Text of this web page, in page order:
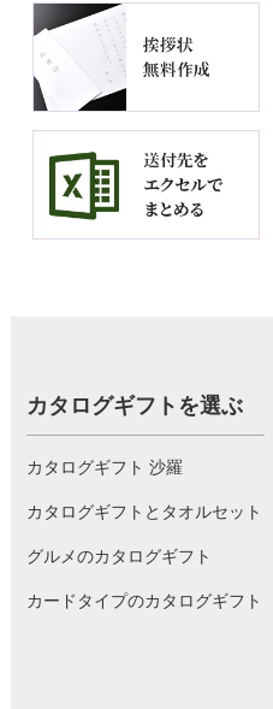
カタログギフトを選ぶ
カタログギフト 沙羅
カタログギフトとタオルセット
グルメのカタログギフト
カードタイプのカタログギフト